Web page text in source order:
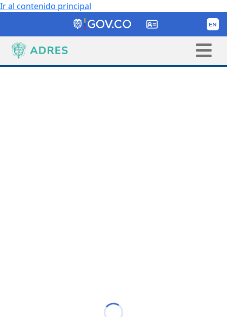
Ir al contenido principal